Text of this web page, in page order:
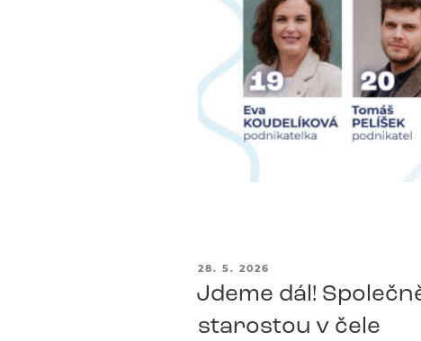
PUBLIKOVÁNO
28. 5. 2026
Jdeme dál!
starostou v čele